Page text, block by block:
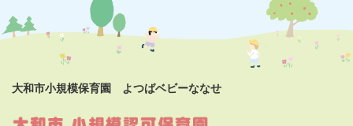
大和市小規模保育園 よつばベビーななせ